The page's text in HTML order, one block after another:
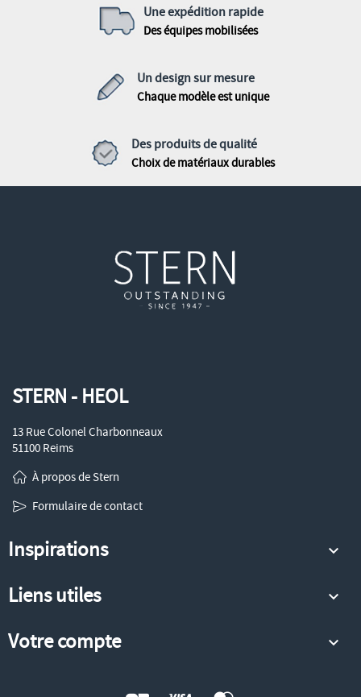
Une expédition rapide
Des équipes mobilisées
Un design sur mesure
Chaque modèle est unique
Des produits de qualité
Choix de matériaux durables
STERN - HEOL
13 Rue Colonel Charbonneaux
51100 Reims
À propos de Stern
Formulaire de contact
Inspirations 
Liens utiles 
Votre compte 